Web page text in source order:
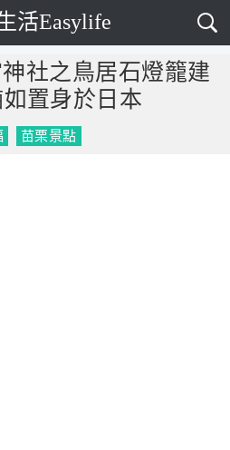
活Easylife
社之鳥居石燈籠建
置身於日本
苗栗景點